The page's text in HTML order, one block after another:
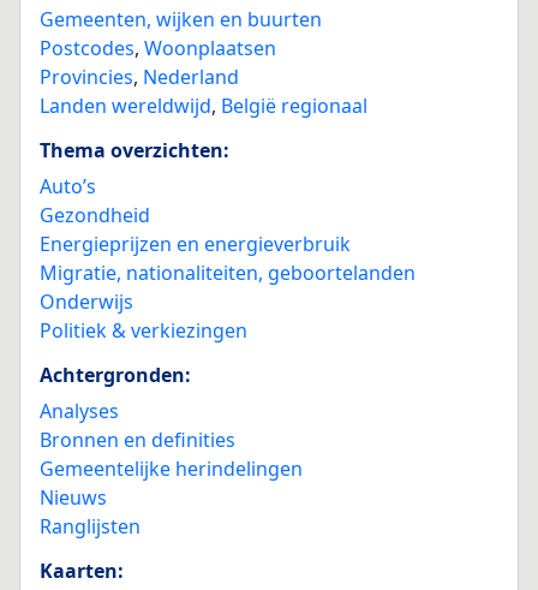
Gemeenten, wijken en buurten
Postcodes, Woonplaatsen
Provincies, Nederland
Landen wereldwijd, België regionaal
Thema overzichten:
Auto’s
Gezondheid
Energieprijzen en energieverbruik
Migratie, nationaliteiten, geboortelanden
Onderwijs
Politiek & verkiezingen
Achtergronden:
Analyses
Bronnen en definities
Gemeentelijke herindelingen
Nieuws
Ranglijsten
Kaarten: